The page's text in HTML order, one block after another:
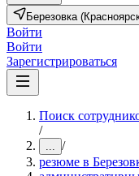
Березовка
Войти
Войти
Зарегистрироваться
Поиск
/
... /
резюме в